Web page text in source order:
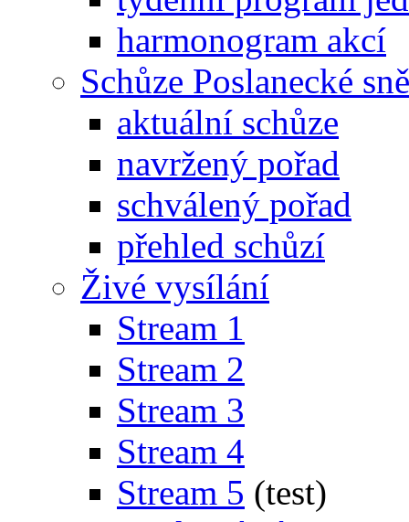
harmonogram akcí
Schůze Poslanecké
aktuální schůze
navržený pořad
schválený pořad
přehled schůzí
Živé vysílání
Stream 1
Stream 2
Stream 3
Stream 4
Stream 5 (test)